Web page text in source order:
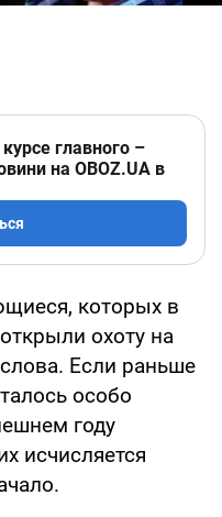
главного –
на OBOZ.UA в
которых в
охоту на
Если раньше
особо
году
исчисляется